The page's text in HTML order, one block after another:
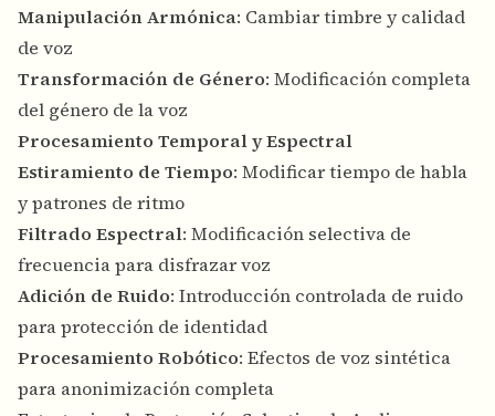
Manipulación Armónica: Cambiar timbre y calidad
de voz
Transformación de Género: Modificación completa
del género de la voz
Procesamiento Temporal y Espectral
Estiramiento de Tiempo: Modificar tiempo de habla
y patrones de ritmo
Filtrado Espectral: Modificación selectiva de
frecuencia para disfrazar voz
Adición de Ruido: Introducción controlada de ruido
para protección de identidad
Procesamiento Robótico: Efectos de voz sintética
para anonimización completa